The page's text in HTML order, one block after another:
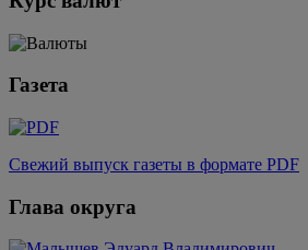
Газета
Свежий выпуск газеты в формате PDF
Глава округа